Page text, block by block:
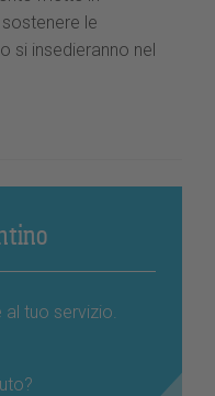
le
si insedieranno nel
al tuo servizio.